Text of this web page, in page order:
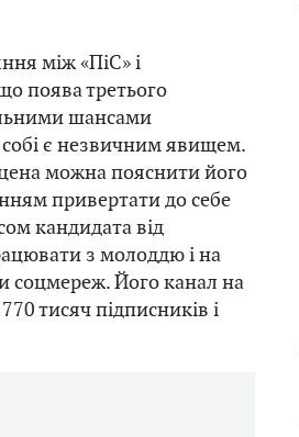
між «ПіС» і
поява третього
шансами
є незвичним явищем.
можна пояснити його
привертати до себе
кандидата від
з молоддю і на
соцмереж. Його канал на
тисяч підписників і